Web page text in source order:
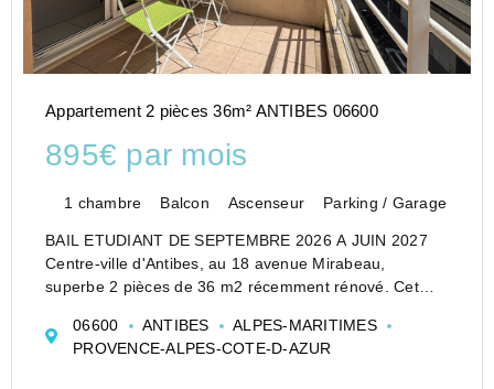
Appartement 2 pièces 36m² ANTIBES 06600
895€ par mois
1 chambre Balcon Ascenseur Parking / Garage
BAIL ETUDIANT DE SEPTEMBRE 2026 A JUIN 2027
Centre-ville d'Antibes, au 18 avenue Mirabeau,
superbe 2 pièces de 36 m2 récemment rénové. Cet
séjour ouvrant sur deux bacons orientés Ouest, un coin
cuisine équ...
06600 ANTIBES
ALPES-MARITIMES
PROVENCE-ALPES-COTE-D-AZUR